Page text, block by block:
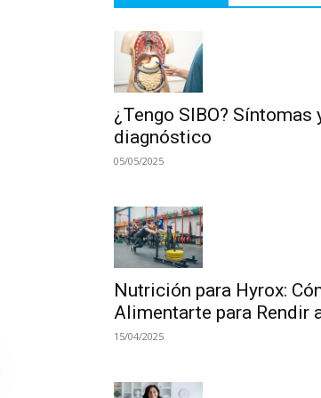
¿Tengo SIBO? Síntomas
diagnóstico
05/05/2025
Nutrición para Hyrox:
Alimentarte para Rendir
15/04/2025